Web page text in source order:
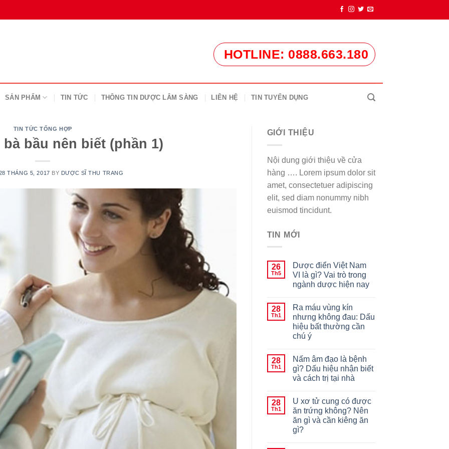
HOTLINE: 0888.663.180
SẢN PHẨM TIN TỨC THÔNG TIN DƯỢC LÂM SÀNG LIÊN HỆ TIN TUYỂN DỤNG
TIN TỨC TỔNG HỢP
bầu nên biết (phần 1)
THÁNG 5, 2017 BY DƯỢC SĨ THU TRANG
GIỚI THIỆU
Nội dung giới thiệu về cửa
hàng …. Lorem ipsum dolor sit
amet, consectetuer adipiscing
elit, sed diam nonummy nibh
euismod tincidunt.
TIN MỚI
26
Th5
Dược điển Việt Nam
VI là gì? Vai trò trong
ngành dược hiện nay
28
Th1
Ra máu vùng kín
nhưng không đau: Dấu
hiệu bất thường cần
chú ý
28
Th1
Nấm âm đạo là bệnh
gì? Dấu hiệu nhận biết
và cách trị tại nhà
28
Th1
U xơ tử cung có được
ăn trứng không? Nên
ăn gì và cần kiêng ăn
gì?